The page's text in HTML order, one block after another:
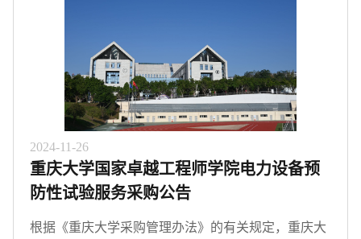
2024-11-26
重庆大学国家卓越工程师学院电力设备预
防性试验服务采购公告
根据《重庆大学采购管理办法》的有关规定，重庆大